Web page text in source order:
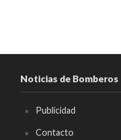
Noticias de Bomberos
Publicidad
Contacto